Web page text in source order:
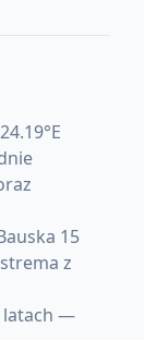
15
z
latach —